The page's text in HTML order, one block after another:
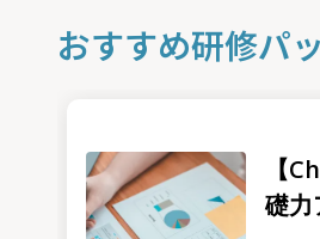
おすすめ研修パ
【
礎力